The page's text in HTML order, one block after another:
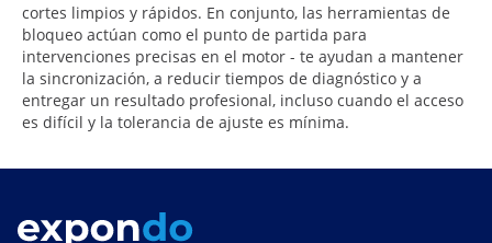
cortes limpios y rápidos. En conjunto, las herramientas de
bloqueo actúan como el punto de partida para
intervenciones precisas en el motor - te ayudan a mantener
la sincronización, a reducir tiempos de diagnóstico y a
entregar un resultado profesional, incluso cuando el acceso
es difícil y la tolerancia de ajuste es mínima.